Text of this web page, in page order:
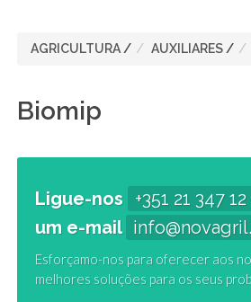
AGRICULTURA / AUXILIARES /
Biomip
Ligue-nos +351 21 347 12
um e-mail
Esforçamo-nos para oferecer aos
melhores soluções para os seus